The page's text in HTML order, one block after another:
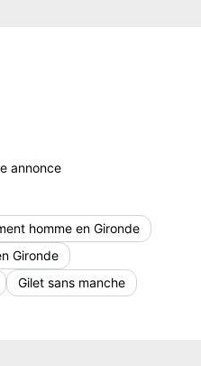
annonce
homme en Gironde
Gironde
Gilet sans manche